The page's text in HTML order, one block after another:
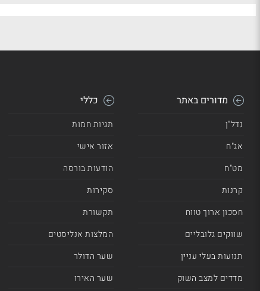
מדורים באתר
נדל"ן
אג"ח
מט"ח
קרנות
חסכון ארוך טווח
שווקים גלובליים
תנועות בעלי עניין
מדדים למצב השוק
כללי
תגיות חמות
אזור אישי
הודעות בורסה
סקירות
תקשורת
המלצות אנליסטים
שער הדולר
שער האירו